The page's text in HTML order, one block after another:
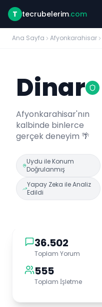
T tecrubelerim.com
Ana Sayfa Afyonkarahisar
Dinar
Afyonkarahisar'nın
kalbinde binlerce
gerçek deneyim 🌴
Uydu ile Konum
Doğrulanmış
Yapay Zeka ile Analiz
Edildi
36.502
Toplam Yorum
555
Toplam İşletme